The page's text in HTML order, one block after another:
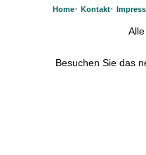
Home· Kontakt·
Besuchen Sie das